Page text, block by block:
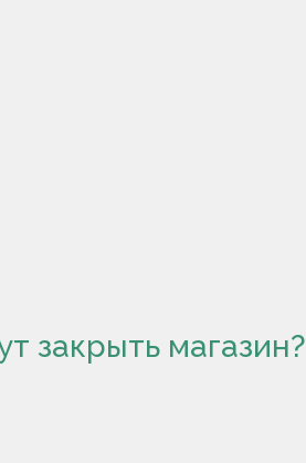
закрыть магазин?